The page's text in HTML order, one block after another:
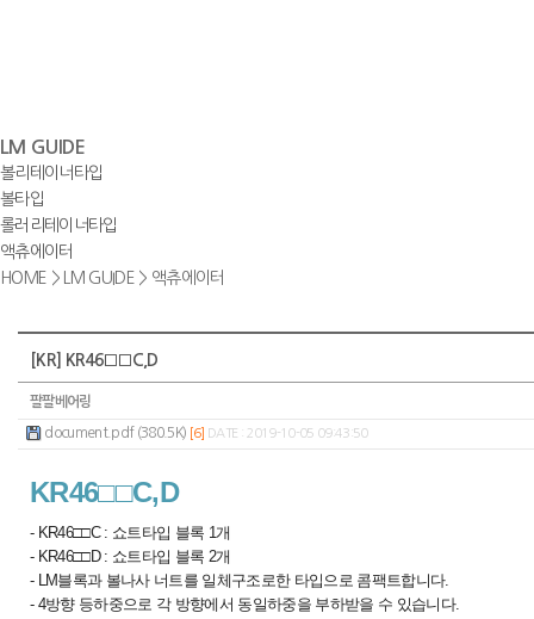
LM GUIDE
볼리테이너타입
볼타입
롤러리테이너타입
액츄에이터
HOME > LM GUIDE > 액츄에이터
[KR] KR46□□C,D
팔팔베어링
document.pdf (380.5K) [6] DATE : 2019-10-05 09:43:50
KR46□□C,D
- KR46□□C : 쇼트타입 블록 1개
- KR46□□D : 쇼트타입 블록 2개
- LM블록과 볼나사 너트를 일체구조로한 타입으로 콤팩트합니다.
- 4방향 등하중으로 각 방향에서 동일하중을 부하받을 수 있습니다.